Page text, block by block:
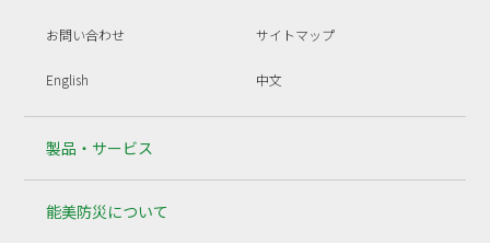
お問い合わせ サイトマップ
English 中文
製品・サービス
能美防災について